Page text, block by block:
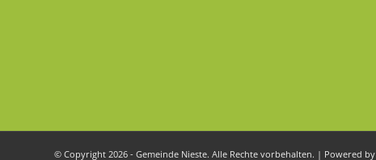
© Copyright 2026 - Gemeinde Nieste. Alle Rechte vorbehalten. | Powered by